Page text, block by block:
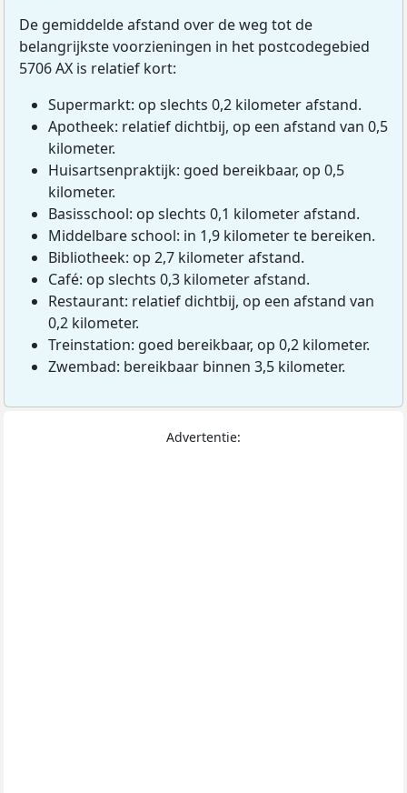
De gemiddelde afstand over de weg tot de
belangrijkste voorzieningen in het postcodegebied
5706 AX is relatief kort:
Supermarkt: op slechts 0,2 kilometer afstand.
Apotheek: relatief dichtbij, op een afstand van 0,5
kilometer.
Huisartsenpraktijk: goed bereikbaar, op 0,5
kilometer.
Basisschool: op slechts 0,1 kilometer afstand.
Middelbare school: in 1,9 kilometer te bereiken.
Bibliotheek: op 2,7 kilometer afstand.
Café: op slechts 0,3 kilometer afstand.
Restaurant: relatief dichtbij, op een afstand van
0,2 kilometer.
Treinstation: goed bereikbaar, op 0,2 kilometer.
Zwembad: bereikbaar binnen 3,5 kilometer.
Advertentie: